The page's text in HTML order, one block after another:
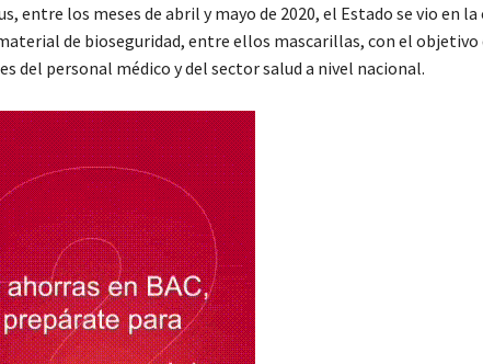
entre los meses de abril y mayo de 2020, el Estado se vio en
de bioseguridad, entre ellos mascarillas, con el objetivo
del personal médico y del sector salud a nivel nacional.